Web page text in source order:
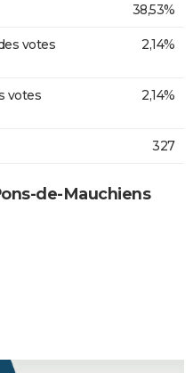
38,53%
votes
2,14%
votes
2,14%
327
de-Mauchiens